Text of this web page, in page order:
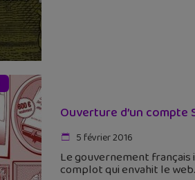
Ouverture d’un
5 février 2016
Le gouvernement
complot qui envahit le